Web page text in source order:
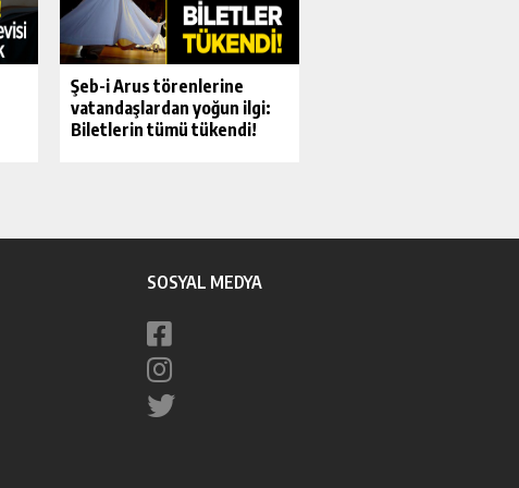
Şeb-i Arus törenlerine
vatandaşlardan yoğun ilgi:
Biletlerin tümü tükendi!
SOSYAL MEDYA